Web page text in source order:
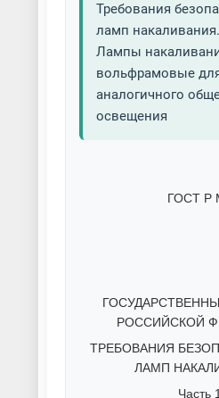
Требования
ламп
Лампы
вольфрамовые
аналогичного
освещения